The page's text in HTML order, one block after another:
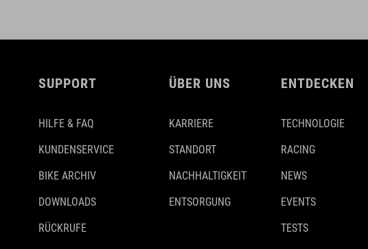
SUPPORT
HILFE & FAQ
KUNDENSERVICE
BIKE ARCHIV
DOWNLOADS
RÜCKRUFE
ÜBER UNS
KARRIERE
STANDORT
NACHHALTIGKEIT
ENTSORGUNG
ENTDECKEN
TECHNOLOGIE
RACING
NEWS
EVENTS
TESTS